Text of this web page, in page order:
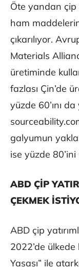
Öte yandan çip
ham
çıkarılıyor.
Materials
üretiminde
fazlası Çin’de
yüzde 60’ını
galyumun
ise yüzde
ABD ÇİP
ÇEKMEK
ABD çip
2022’de
Yasası” ile